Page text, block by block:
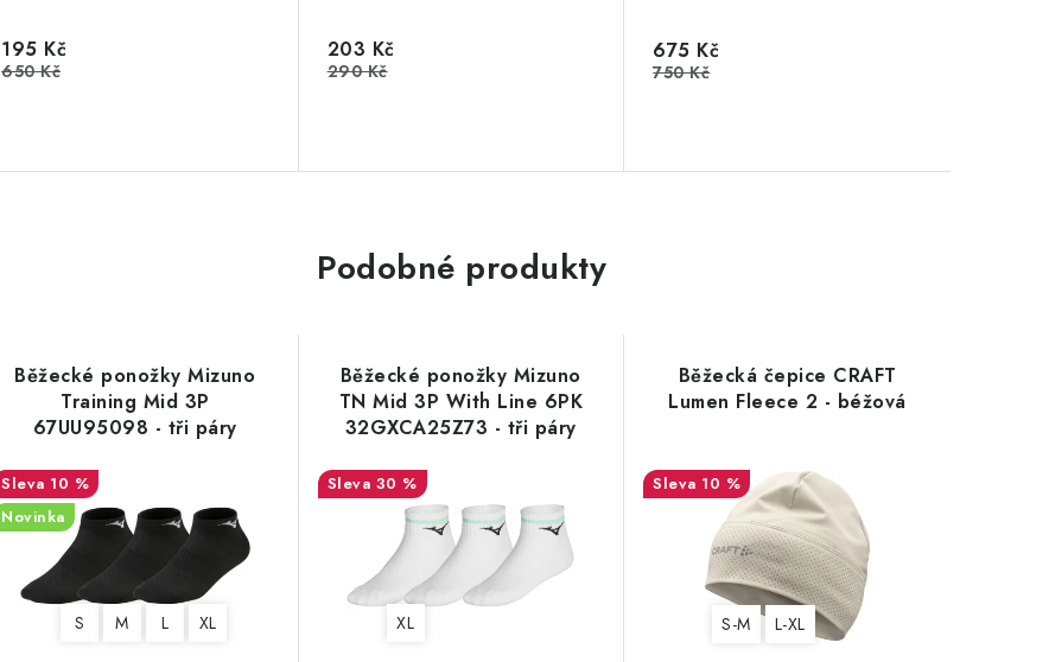
195 Kč
650 Kč
203 Kč
290 Kč
675 Kč
750 Kč
Podobné produkty
Běžecké ponožky Mizuno
Training Mid 3P
67UU95098 - tři páry
10 %
Novinka
S M L XL
Běžecké ponožky Mizuno
TN Mid 3P With Line 6PK
32GXCA25Z73 - tři páry
30 %
XL
Běžecká čepice CRAFT
Lumen Fleece 2 - béžová
10 %
S-M L-XL